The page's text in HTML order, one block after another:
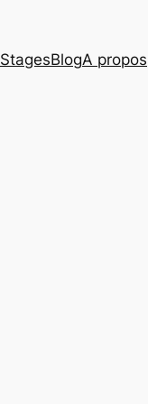
StagesBlogA propos